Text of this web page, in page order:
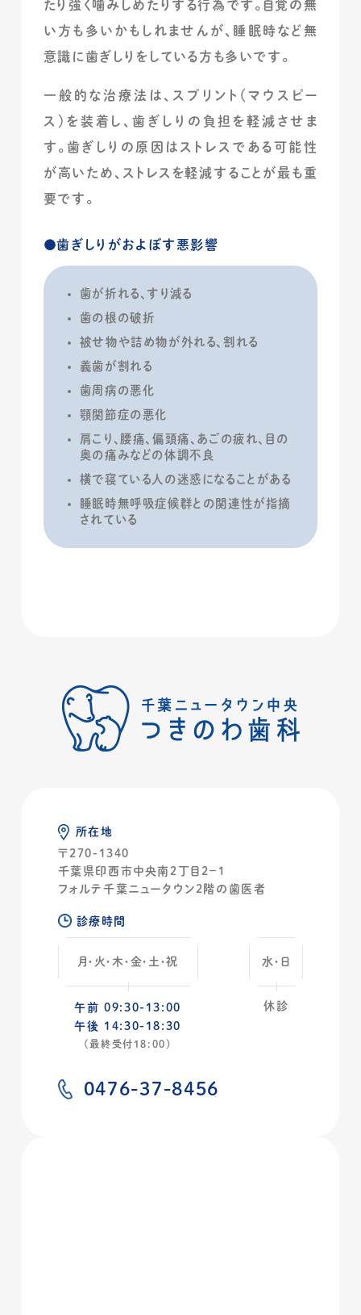
たり強く噛みしめたりする行為です。自覚の無
い方も多いかもしれませんが、睡眠時など無
意識に歯ぎしりをしている方も多いです。
一般的な治療法は、スプリント（マウスピー
ス）を装着し、歯ぎしりの負担を軽減させま
す。歯ぎしりの原因はストレスである可能性
が高いため、ストレスを軽減することが最も重
要です。
歯ぎしりがおよぼす悪影響
歯が折れる、すり減る
歯の根の破折
被せ物や詰め物が外れる、割れる
義歯が割れる
歯周病の悪化
顎関節症の悪化
肩こり、腰痛、偏頭痛、あごの疲れ、目の
奥の痛みなどの体調不良
横で寝ている人の迷惑になることがある
睡眠時無呼吸症候群との関連性が指摘
されている
所在地
〒270-1340
千葉県印西市中央南２丁目2−１
フォルテ千葉ニュータウン2階の歯医者
診療時間
月・火・木・金・土・祝
午前 09:30-13:00
午後 14:30-18:30
(最終受付18:00)
水・日
休診
0476-37-8456